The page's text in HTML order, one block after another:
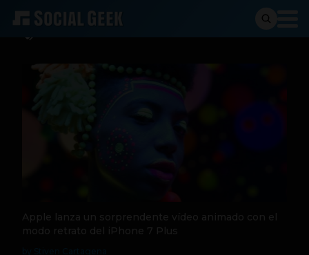
Apple lanza un sorprendente vídeo animado con el
modo retrato del iPhone 7 Plus